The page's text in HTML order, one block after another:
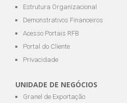
Estrutura Organizacional
Demonstrativos Financeiros
Acesso Portais RFB
Portal do Cliente
Privacidade
UNIDADE DE NEGÓCIOS
Granel de Exportação